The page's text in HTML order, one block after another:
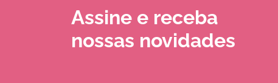
Assine e receba
nossas novidades